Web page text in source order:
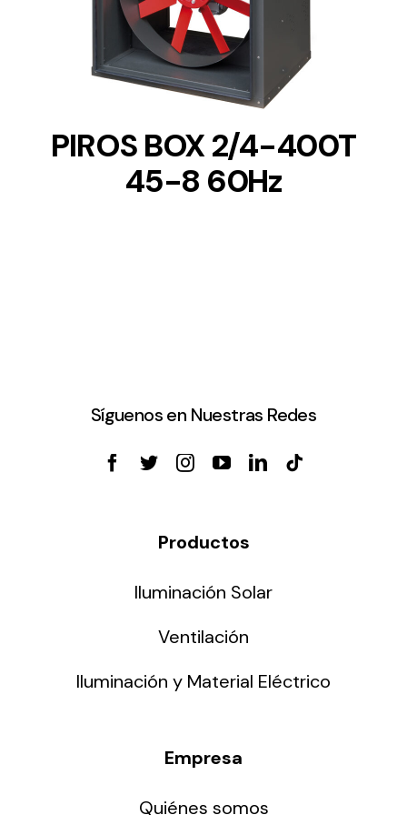
PIROS BOX 2/4-400T
45-8 60Hz
Síguenos en Nuestras Redes
Productos
Iluminación Solar
Ventilación
Iluminación y Material Eléctrico
Empresa
Quiénes somos